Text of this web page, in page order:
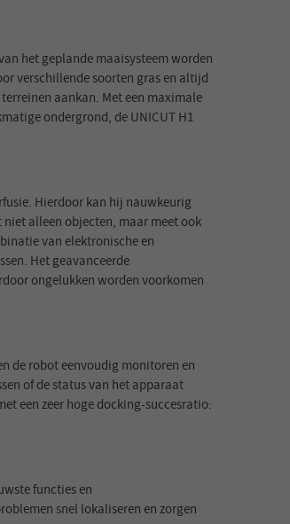
het geplande maaisysteem worden
verschillende soorten gras en altijd
aankan. Met een maximale
ondergrond, de UNICUT H1
Hierdoor kan hij nauwkeurig
alleen objecten, maar meet ook
van elektronische en
Het geavanceerde
ongelukken worden voorkomen
de robot eenvoudig monitoren en
of de status van het apparaat
een zeer hoge docking-succesratio:
functies en
snel lokaliseren en zorgen